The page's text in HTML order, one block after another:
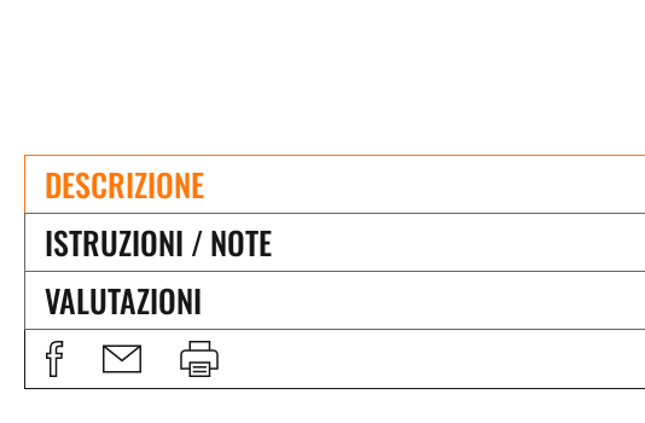
DESCRIZIONE
ISTRUZIONI / NOTE
VALUTAZIONI